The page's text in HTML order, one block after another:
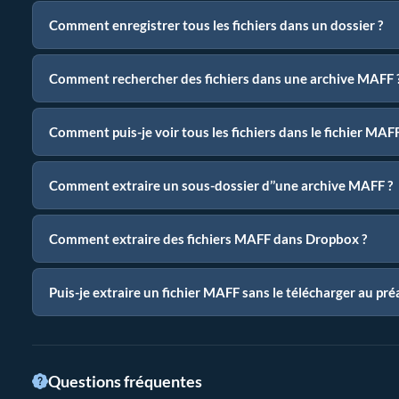
Comment enregistrer tous les fichiers dans un dossier ?
Comment rechercher des fichiers dans une archive MAFF
Comment puis-je voir tous les fichiers dans le fichier
Comment extraire un sous-dossier d’’une archive MAFF ?
Comment extraire des fichiers MAFF dans Dropbox ?
Puis-je extraire un fichier MAFF sans le télécharger au
Questions fréquentes